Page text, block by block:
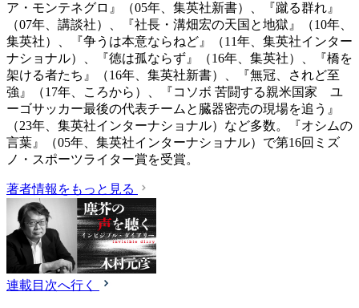
ア・モンテネグロ』（05年、集英社新書）、『蹴る群れ』
（07年、講談社）、『社長・溝畑宏の天国と地獄』（10年、
集英社）、『争うは本意ならねど』（11年、集英社インター
ナショナル）、『徳は孤ならず』（16年、集英社）、『橋を
架ける者たち』（16年、集英社新書）、『無冠、されど至
強』（17年、ころから）、『コソボ 苦闘する親米国家 ユ
ーゴサッカー最後の代表チームと臓器密売の現場を追う』
（23年、集英社インターナショナル）など多数。『オシムの
言葉』（05年、集英社インターナショナル）で第16回ミズ
ノ・スポーツライター賞を受賞。
著者情報をもっと見る
連載目次へ行く